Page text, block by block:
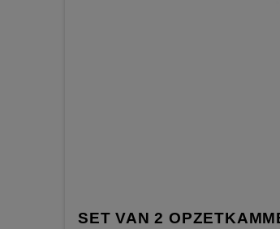
SET VAN 2